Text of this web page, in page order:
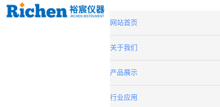
网站首页
关于我们
产品展示
行业应用